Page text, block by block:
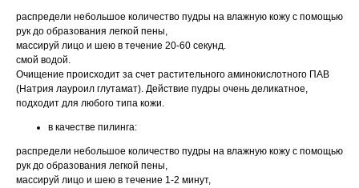
распредели небольшое количество пудры на влажную кожу с помощью
рук до образования легкой пены,
массируй лицо и шею в течение 20-60 секунд.
смой водой.
Очищение происходит за счет растительного аминокислотного ПАВ
(Натрия лауроил глутамат). Действие пудры очень деликатное,
подходит для любого типа кожи.
в качестве пилинга:
распредели небольшое количество пудры на влажную кожу с помощью
рук до образования легкой пены,
массируй лицо и шею в течение 1-2 минут,